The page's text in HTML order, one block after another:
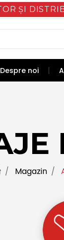
ȘI
Despre noi
Magazin